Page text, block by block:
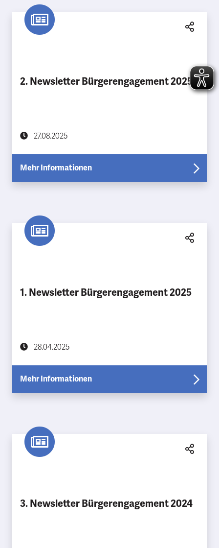
2. Newsletter Bürgerengagement 2025
27.08.2025
Mehr Informationen
1. Newsletter Bürgerengagement 2025
28.04.2025
Mehr Informationen
3. Newsletter Bürgerengagement 2024